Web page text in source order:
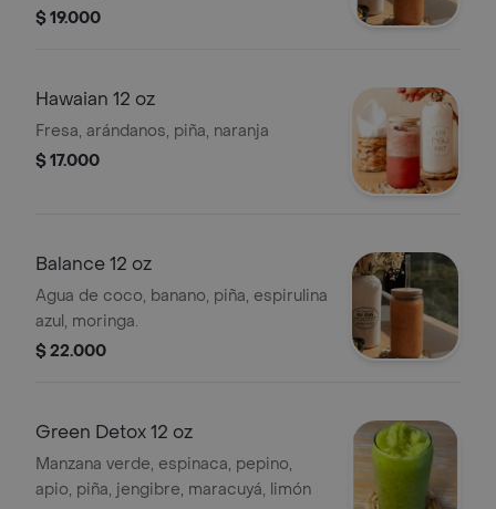
$ 19.000
Hawaian 12 oz
Fresa, arándanos, piña, naranja
$ 17.000
Balance 12 oz
Agua de coco, banano, piña, espirulina
azul, moringa.
$ 22.000
Green Detox 12 oz
Manzana verde, espinaca, pepino,
apio, piña, jengibre, maracuyá, limón